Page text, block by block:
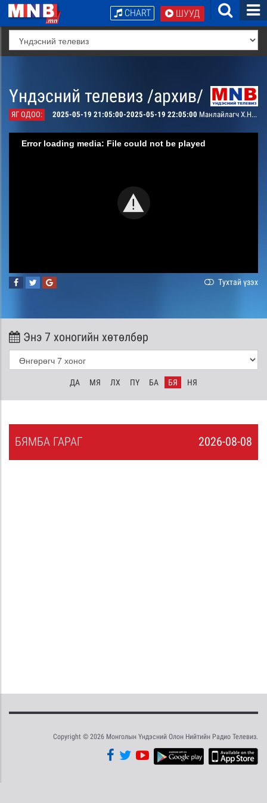
ШУУД
CHART
Үндэсний телевиз /архив/
ЯГ ОДОО: 2025-05-19 21:05:00-2025-05-19 22:05:00 Манлайлагч Х.Наранжаргал
Error loading media: File could not be played
Тухтай үзэх
Энэ 7 хоногийн хөтөлбөр
ДА МЯ ЛХ ПҮ БА БЯ НЯ
2026-08-08
БЯМБА ГАРАГ
Copyright © 2026 Монголын Үндэсний Олон Нийтийн Радио Телевиз.